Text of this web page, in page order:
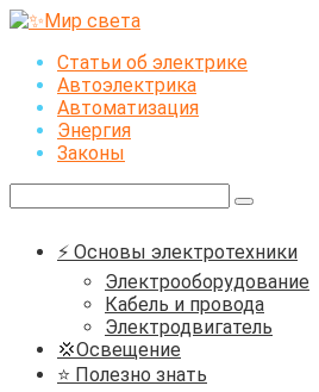
Перейти
контентуСтатьи об электрике
Автоэлектрика
Автоматизация
Энергия
Законы
⚡ Основы электротехники
Электрооборудование
Кабель и провода
Электродвигатель
💢Освещение
⭐ Полезно знать